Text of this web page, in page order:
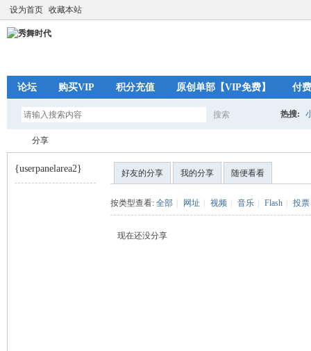
设为首页 收藏本站
论坛 购买VIP 积分充值 原创单部【VIP免费】 付
搜索 热搜:
分享
{userpanelarea2} 好友的分享 我的分享 随便看看
按类型查看: 全部 网址 视频 音乐 Flash 投票
现在还没分享